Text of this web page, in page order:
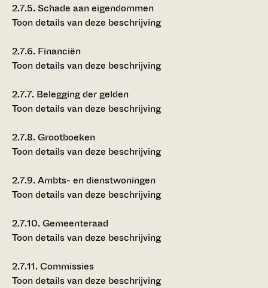
2.7.5.Schade aan eigendommen
Toon details van deze beschrijving
2.7.6. Financiën
Toon details van deze beschrijving
2.7.7. Belegging der gelden
Toon details van deze beschrijving
2.7.8.Grootboeken
Toon details van deze beschrijving
2.7.9.Ambts- en dienstwoningen
Toon details van deze beschrijving
2.7.10.Gemeenteraad
Toon details van deze beschrijving
2.7.11.Commissies
Toon details van deze beschrijving